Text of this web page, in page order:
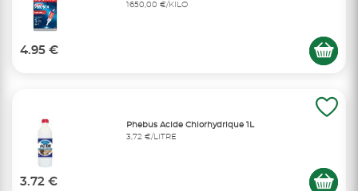
1650,00 €/KILO
4.95 €
Phebus Acide Chlorhydrique 1L
3,72 €/LITRE
3.72 €